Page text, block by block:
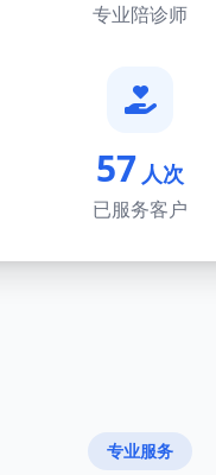
专业陪诊师
57 人次
已服务客户
专业服务